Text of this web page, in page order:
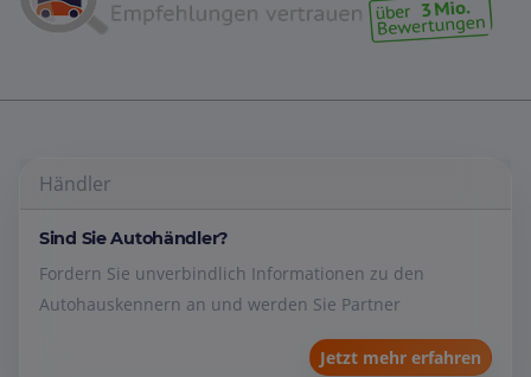
Händler
Sind Sie Autohändler?
Fordern Sie unverbindlich Informationen zu den
Autohauskennern an und werden Sie Partner
Jetzt mehr erfahren